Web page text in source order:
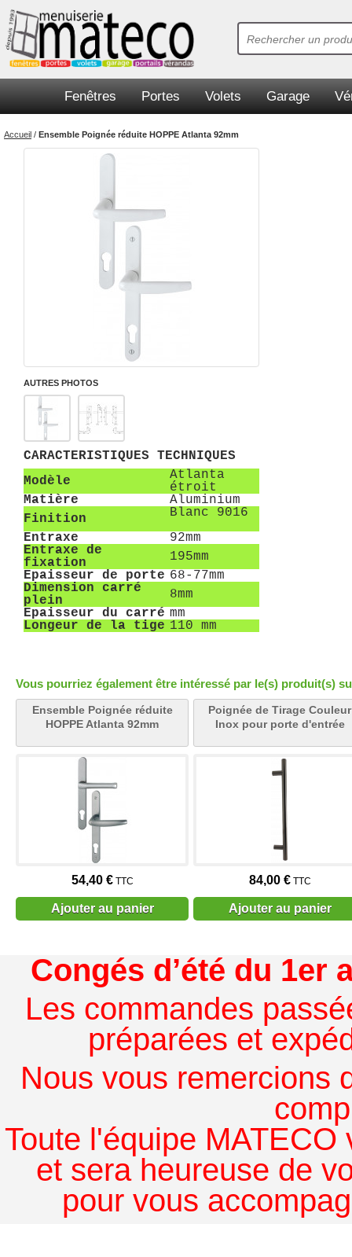
Fenêtres Portes Volets Garage
Accueil / Ensemble Poignée réduite HOPPE Atlanta 92mm
AUTRES PHOTOS
CARACTERISTIQUES TECHNIQUES
Modèle
Atlanta
étroit
Matière
Aluminium
Finition
Blanc 9016
Entraxe
92mm
Entraxe de
fixation
195mm
Epaisseur de porte 68-77mm
Dimension carré
plein
8mm
Epaisseur du carré mm
Longeur de la tige 110 mm
Vous pourriez également être intéressé par le(s) produit(s)
Ensemble Poignée réduite
HOPPE Atlanta 92mm
54,40 €TTC
Ajouter au panier
Poignée de Tirage Couleur
Inox pour porte d'entrée
84,00 €TTC
Ajouter au panier
Congés d’été du 1er
Les commandes
préparées et
Nous vous remercions
Toute l'équipe
et sera heureuse de
pour vous